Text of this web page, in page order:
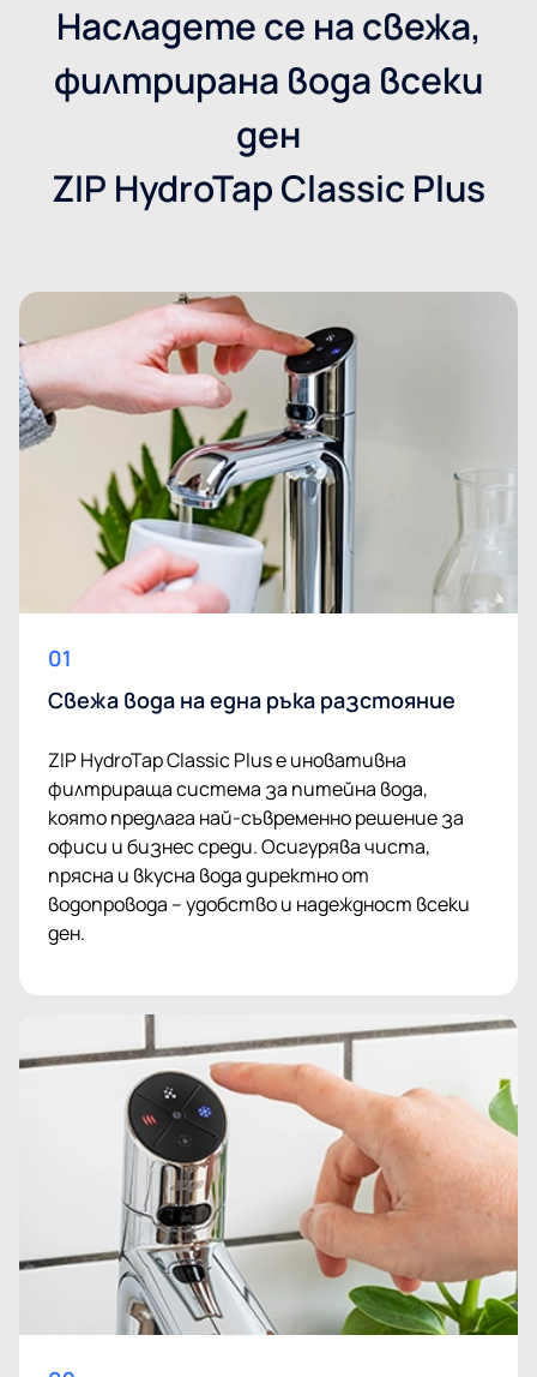
Насладете се на свежа,
филтрирана вода всеки
ден
ZIP HydroTap Classic Plus
01
Свежа вода на една ръка разстояние
ZIP HydroTap Classic Plus е иновативна
филтрираща система за питейна вода,
която предлага най-съвременно решение за
офиси и бизнес среди. Осигурява чиста,
прясна и вкусна вода директно от
водопровода – удобство и надеждност всеки
ден.